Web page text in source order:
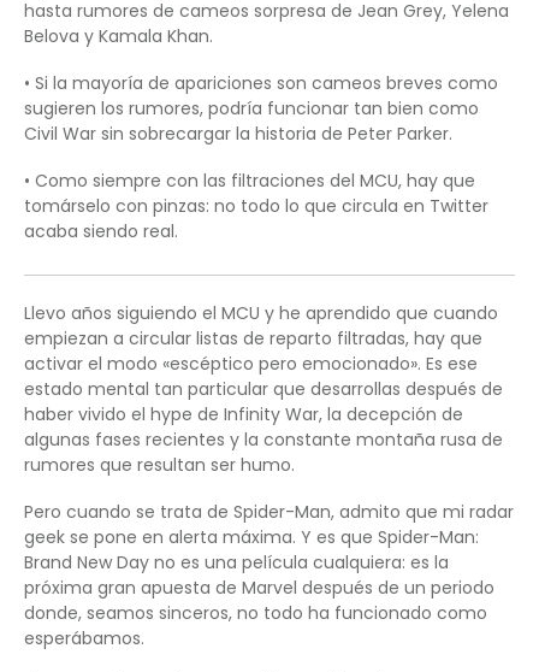
hasta rumores de cameos sorpresa de Jean Grey, Yelena
Belova y Kamala Khan.
• Si la mayoría de apariciones son cameos breves como
sugieren los rumores, podría funcionar tan bien como
Civil War sin sobrecargar la historia de Peter Parker.
• Como siempre con las filtraciones del MCU, hay que
tomárselo con pinzas: no todo lo que circula en Twitter
acaba siendo real.
Llevo años siguiendo el MCU y he aprendido que cuando
empiezan a circular listas de reparto filtradas, hay que
activar el modo «escéptico pero emocionado». Es ese
estado mental tan particular que desarrollas después de
haber vivido el hype de Infinity War, la decepción de
algunas fases recientes y la constante montaña rusa de
rumores que resultan ser humo.
Pero cuando se trata de Spider-Man, admito que mi radar
geek se pone en alerta máxima. Y es que Spider-Man:
Brand New Day no es una película cualquiera: es la
próxima gran apuesta de Marvel después de un periodo
donde, seamos sinceros, no todo ha funcionado como
esperábamos.